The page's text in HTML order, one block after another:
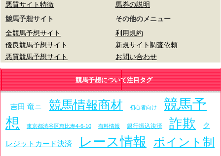
悪質サイト特徴
馬券の説明
競馬予想サイト
全競馬予想サイト
優良競馬予想サイト
悪質競馬予想サイト
その他のメニュー
利用規約
新規サイト調査依頼
お問い合わせ
競馬予想について注目タグ
吉田 竜ニ 競馬情報商材 初心者向け
競馬予
想
東京都渋谷区恵比寿4-6-10 有料情報 銀行振込決済 詐欺 ク
レジットカード決済 レース情報 ポイント制